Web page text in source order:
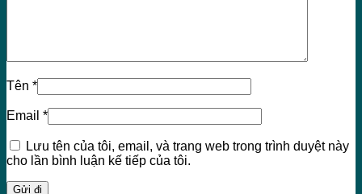
Tên *
Email *
Lưu tên của tôi, email, và trang web trong trình duyệt này
cho lần bình luận kế tiếp của tôi.